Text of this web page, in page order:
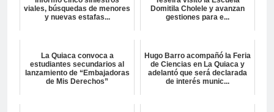
viales, búsquedas de menores
y nuevas estafas...
Domitila Cholele y avanzan
gestiones para e...
La Quiaca convoca a
estudiantes secundarios al
lanzamiento de “Embajadoras
de Mis Derechos”
Hugo Barro acompañó la Feria
de Ciencias en La Quiaca y
adelantó que será declarada
de interés munic...